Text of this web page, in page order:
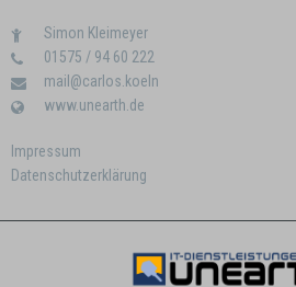
Simon Kleimeyer
01575 / 94 60 222
mail@carlos.koeln
www.unearth.de
Impressum
Datenschutzerklärung